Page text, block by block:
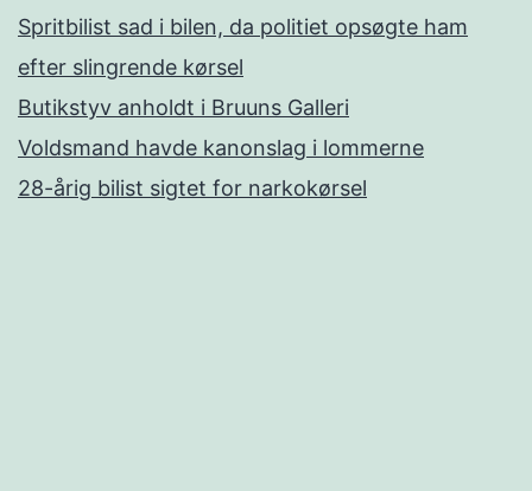
Spritbilist sad i bilen, da politiet opsøgte ham
efter slingrende kørsel
Butikstyv anholdt i Bruuns Galleri
Voldsmand havde kanonslag i lommerne
28-årig bilist sigtet for narkokørsel